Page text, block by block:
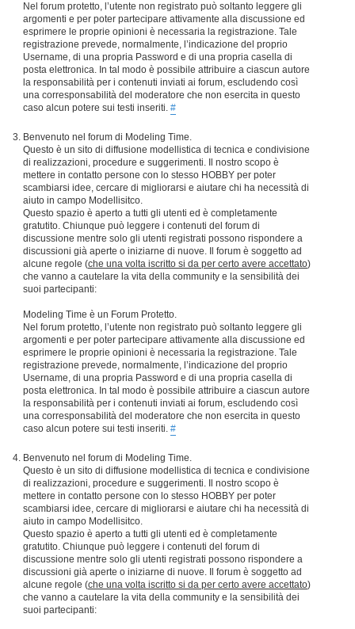
Nel forum protetto, l’utente non registrato può soltanto leggere gli
argomenti e per poter partecipare attivamente alla discussione ed
esprimere le proprie opinioni è necessaria la registrazione. Tale
registrazione prevede, normalmente, l’indicazione del proprio
Username, di una propria Password e di una propria casella di
posta elettronica. In tal modo è possibile attribuire a ciascun autore
la responsabilità per i contenuti inviati ai forum, escludendo così
una corresponsabilità del moderatore che non esercita in questo
caso alcun potere sui testi inseriti. #
Benvenuto nel forum di Modeling Time.
Questo è un sito di diffusione modellistica di tecnica e condivisione
di realizzazioni, procedure e suggerimenti. Il nostro scopo è
mettere in contatto persone con lo stesso HOBBY per poter
scambiarsi idee, cercare di migliorarsi e aiutare chi ha necessità di
aiuto in campo Modellisitco.
Questo spazio è aperto a tutti gli utenti ed è completamente
gratutito. Chiunque può leggere i contenuti del forum di
discussione mentre solo gli utenti registrati possono rispondere a
discussioni già aperte o iniziarne di nuove. Il forum è soggetto ad
alcune regole (che una volta iscritto si da per certo avere accettato)
che vanno a cautelare la vita della community e la sensibilità dei
suoi partecipanti:
Modeling Time è un Forum Protetto.
Nel forum protetto, l’utente non registrato può soltanto leggere gli
argomenti e per poter partecipare attivamente alla discussione ed
esprimere le proprie opinioni è necessaria la registrazione. Tale
registrazione prevede, normalmente, l’indicazione del proprio
Username, di una propria Password e di una propria casella di
posta elettronica. In tal modo è possibile attribuire a ciascun autore
la responsabilità per i contenuti inviati ai forum, escludendo così
una corresponsabilità del moderatore che non esercita in questo
caso alcun potere sui testi inseriti. #
Benvenuto nel forum di Modeling Time.
Questo è un sito di diffusione modellistica di tecnica e condivisione
di realizzazioni, procedure e suggerimenti. Il nostro scopo è
mettere in contatto persone con lo stesso HOBBY per poter
scambiarsi idee, cercare di migliorarsi e aiutare chi ha necessità di
aiuto in campo Modellisitco.
Questo spazio è aperto a tutti gli utenti ed è completamente
gratutito. Chiunque può leggere i contenuti del forum di
discussione mentre solo gli utenti registrati possono rispondere a
discussioni già aperte o iniziarne di nuove. Il forum è soggetto ad
alcune regole (che una volta iscritto si da per certo avere accettato)
che vanno a cautelare la vita della community e la sensibilità dei
suoi partecipanti: